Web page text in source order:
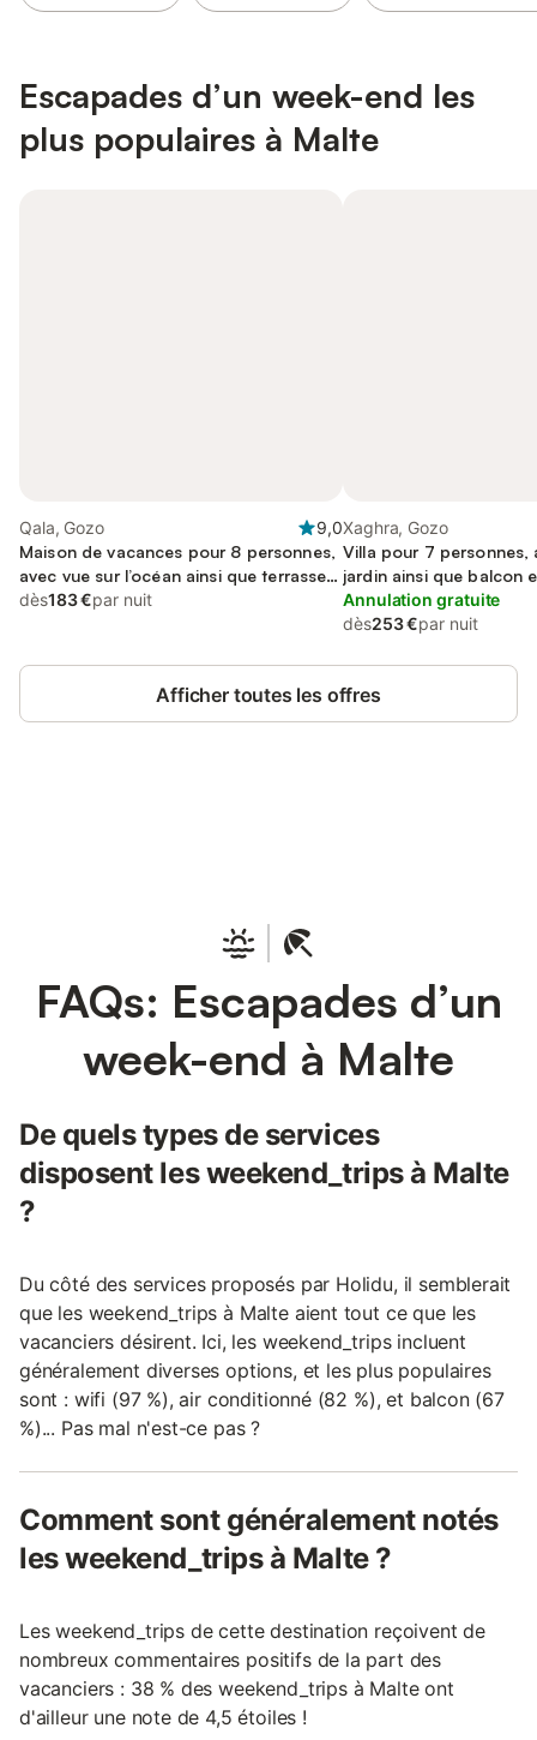
Escapades d’un week-end les
plus populaires à Malte
Qala, Gozo
9,0
Maison de vacances pour 8 personnes,
avec vue sur l’océan ainsi que terrasse
et piscine, animaux acceptés
dès183 €par nuit
Xaghra, Gozo
Villa pour 7 personnes,
jardin ainsi que balcon
l’océan
Annulation gratuite
dès253 €par nuit
Afficher toutes les offres
FAQs: Escapades d’un
week-end à Malte
De quels types de services
disposent les weekend_trips à Malte
?
Du côté des services proposés par Holidu, il semblerait
que les weekend_trips à Malte aient tout ce que les
vacanciers désirent. Ici, les weekend_trips incluent
généralement diverses options, et les plus populaires
sont : wifi (97 %), air conditionné (82 %), et balcon (67
%)... Pas mal n'est-ce pas ?
Comment sont généralement notés
les weekend_trips à Malte ?
Les weekend_trips de cette destination reçoivent de
nombreux commentaires positifs de la part des
vacanciers : 38 % des weekend_trips à Malte ont
d'ailleur une note de 4,5 étoiles !